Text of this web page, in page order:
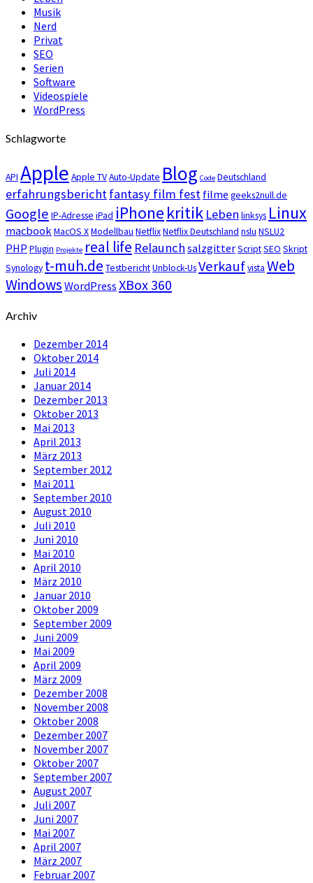
Musik
Nerd
Privat
SEO
Serien
Software
Videospiele
WordPress
Schlagworte
API Apple Apple TVAuto-Update Blog Code Deutschland
erfahrungsberichtfantasy film fest filme geeks2null.de
Google IP-Adresse iPad iPhonekritik Leben linksys Linux
macbook MacOS XModellbau NetflixNetflix Deutschland nslu NSLU2
PHP Plugin Projekte real life Relaunch salzgitterScriptSEO Skript
Synology t-muh.de TestberichtUnblock-UsVerkaufvista Web
Windows WordPress XBox 360
Archiv
Dezember 2014
Oktober 2014
Juli 2014
Januar 2014
Dezember 2013
Oktober 2013
Mai 2013
April 2013
März 2013
September 2012
Mai 2011
September 2010
August 2010
Juli 2010
Juni 2010
Mai 2010
April 2010
März 2010
Januar 2010
Oktober 2009
September 2009
Juni 2009
Mai 2009
April 2009
März 2009
Dezember 2008
November 2008
Oktober 2008
Dezember 2007
November 2007
Oktober 2007
September 2007
August 2007
Juli 2007
Juni 2007
Mai 2007
April 2007
März 2007
Februar 2007